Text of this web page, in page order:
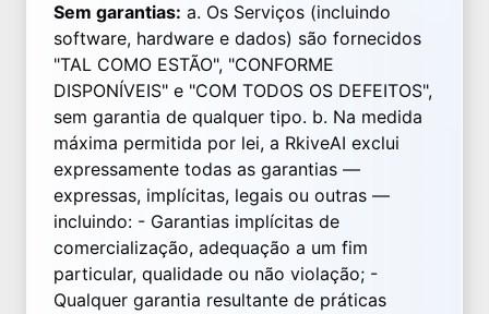
Sem garantias: a. Os Serviços (incluindo
software, hardware e dados) são fornecidos
"TAL COMO ESTÃO", "CONFORME
DISPONÍVEIS" e "COM TODOS OS DEFEITOS",
sem garantia de qualquer tipo. b. Na medida
máxima permitida por lei, a RkiveAI exclui
expressamente todas as garantias —
expressas, implícitas, legais ou outras —
incluindo: - Garantias implícitas de
comercialização, adequação a um fim
particular, qualidade ou não violação; -
Qualquer garantia resultante de práticas